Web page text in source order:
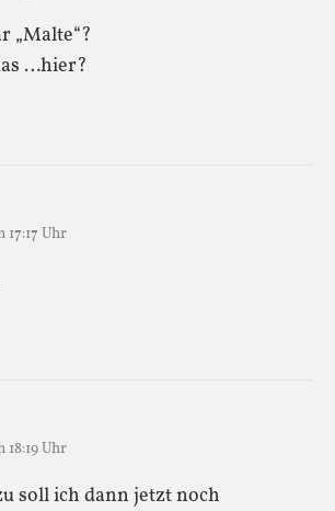
„Malte“?
…hier?
Uhr
Uhr
soll ich dann jetzt noch